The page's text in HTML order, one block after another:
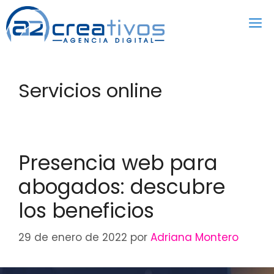
Saltar
al
contenido
Servicios online
Presencia web para
abogados: descubre
los beneficios
29 de enero de 2022 por Adriana Montero